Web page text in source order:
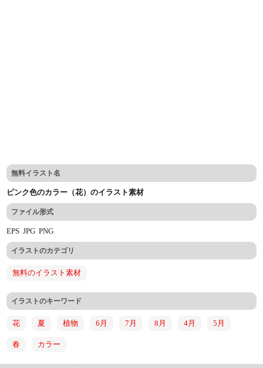
無料イラスト名
ピンク色のカラー（花）のイラスト素材
ファイル形式
EPSJPGPNG
イラストのカテゴリ
無料のイラスト素材
イラストのキーワード
花 夏 植物 6月 7月 8月 4月 5月
春 カラー